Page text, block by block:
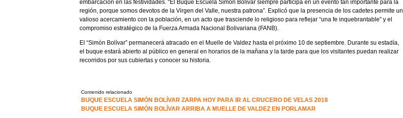
embarcación en las festividades. “El Buque Escuela Simón Bolívar siempre participa en un evento tan importante para la
región, porque somos devotos de la Virgen del Valle, nuestra patrona”. Explicó que la presencia de los cadetes permite un
valioso acercamiento con la población, en un acto que trasciende lo religioso para reflejar “una fe inquebrantable” y el
compromiso estratégico de la Fuerza Armada Nacional Bolivariana (FANB).
El “Simón Bolívar” permanecerá atracado en el Muelle de Valdez hasta el próximo 10 de septiembre. Durante su estadía,
el buque estará abierto al público en general en horarios de la mañana y la tarde para que los visitantes puedan realizar
recorridos por sus cubiertas y conocer su historia.
Contenido relacionado
BUQUE ESCUELA SIMÓN BOLÍVAR ZARPA HOY PARA IR AL CRUCERO DE VELAS 2018
BUQUE ESCUELA SIMÓN BOLÍVAR ARRIBA A MUELLE DE VALDEZ EN PORLAMAR